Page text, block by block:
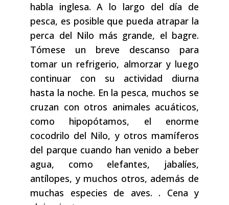
habla inglesa. A lo largo del día de
pesca, es posible que pueda atrapar la
perca del Nilo más grande, el bagre.
Tómese un breve descanso para
tomar un refrigerio, almorzar y luego
continuar con su actividad diurna
hasta la noche. En la pesca, muchos se
cruzan con otros animales acuáticos,
como hipopótamos, el enorme
cocodrilo del Nilo, y otros mamíferos
del parque cuando han venido a beber
agua, como elefantes, jabalíes,
antílopes, y muchos otros, además de
muchas especies de aves. . Cena y